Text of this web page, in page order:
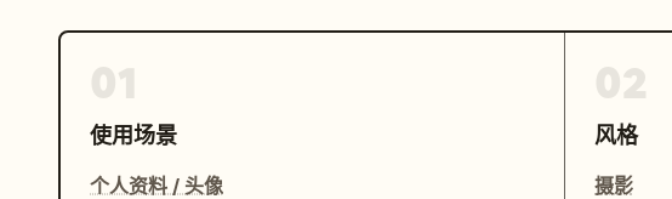
使用场景
个人资料 / 头像
风格
摄影